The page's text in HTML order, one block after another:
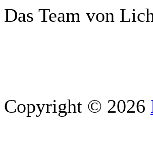
Das Team von
Copyright © 2026